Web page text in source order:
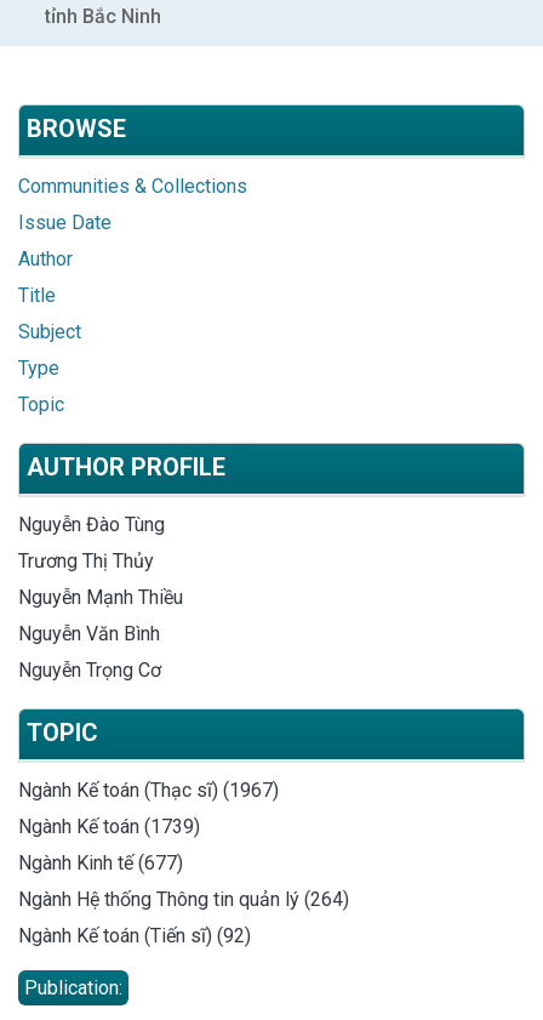
tỉnh Bắc Ninh
BROWSE
Communities & Collections
Issue Date
Author
Title
Subject
Type
Topic
AUTHOR PROFILE
Nguyễn Đào Tùng
Trương Thị Thủy
Nguyễn Mạnh Thiều
Nguyễn Văn Bình
Nguyễn Trọng Cơ
TOPIC
Ngành Kế toán (Thạc sĩ) (1967)
Ngành Kế toán (1739)
Ngành Kinh tế (677)
Ngành Hệ thống Thông tin quản lý (264)
Ngành Kế toán (Tiến sĩ) (92)
Publication: